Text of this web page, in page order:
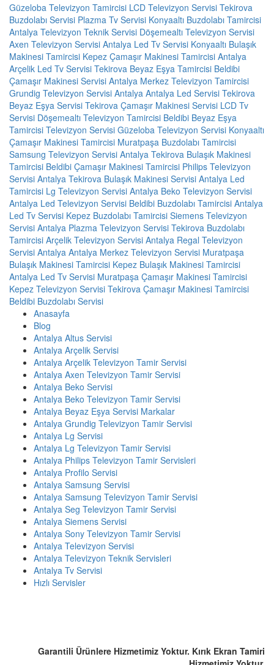
Güzeloba Televizyon Tamircisi LCD Televizyon Servisi Tekirova
Buzdolabı Servisi Plazma Tv Servisi Konyaaltı Buzdolabı Tamircisi
Antalya Televizyon Teknik Servisi Döşemealtı Televizyon Servisi
Axen Televizyon Servisi Antalya Led Tv Servisi Konyaaltı Bulaşık
Makinesi Tamircisi Kepez Çamaşır Makinesi Tamircisi Antalya
Arçelik Led Tv Servisi Tekirova Beyaz Eşya Tamircisi Beldibi
Çamaşır Makinesi Servisi Antalya Merkez Televizyon Tamircisi
Grundig Televizyon Servisi Antalya Antalya Led Servisi Tekirova
Beyaz Eşya Servisi Tekirova Çamaşır Makinesi Servisi LCD Tv
Servisi Döşemealtı Televizyon Tamircisi Beldibi Beyaz Eşya
Tamircisi Televizyon Servisi Güzeloba Televizyon Servisi Konyaaltı
Çamaşır Makinesi Tamircisi Muratpaşa Buzdolabı Tamircisi
Samsung Televizyon Servisi Antalya Tekirova Bulaşık Makinesi
Tamircisi Beldibi Çamaşır Makinesi Tamircisi Philips Televizyon
Servisi Antalya Tekirova Bulaşık Makinesi Servisi Antalya Led
Tamircisi Lg Televizyon Servisi Antalya Beko Televizyon Servisi
Antalya Led Televizyon Servisi Beldibi Buzdolabı Tamircisi Antalya
Led Tv Servisi Kepez Buzdolabı Tamircisi Siemens Televizyon
Servisi Antalya Plazma Televizyon Servisi Tekirova Buzdolabı
Tamircisi Arçelik Televizyon Servisi Antalya Regal Televizyon
Servisi Antalya Antalya Merkez Televizyon Servisi Muratpaşa
Bulaşık Makinesi Tamircisi Kepez Bulaşık Makinesi Tamircisi
Antalya Led Tv Servisi Muratpaşa Çamaşır Makinesi Tamircisi
Kepez Televizyon Servisi Tekirova Çamaşır Makinesi Tamircisi
Beldibi Buzdolabı Servisi
Anasayfa
Blog
Antalya Altus Servisi
Antalya Arçelik Servisi
Antalya Arçelik Televizyon Tamir Servisi
Antalya Axen Televizyon Tamir Servisi
Antalya Beko Servisi
Antalya Beko Televizyon Tamir Servisi
Antalya Beyaz Eşya Servisi Markalar
Antalya Grundig Televizyon Tamir Servisi
Antalya Lg Servisi
Antalya Lg Televizyon Tamir Servisi
Antalya Philips Televizyon Tamir Servisleri
Antalya Profilo Servisi
Antalya Samsung Servisi
Antalya Samsung Televizyon Tamir Servisi
Antalya Seg Televizyon Tamir Servisi
Antalya Siemens Servisi
Antalya Sony Televizyon Tamir Servisi
Antalya Televizyon Servisi
Antalya Televizyon Teknik Servisleri
Antalya Tv Servisi
Hızlı Servisler
Garantili Ürünlere Hizmetimiz Yoktur. Kırık Ekran Tamiri